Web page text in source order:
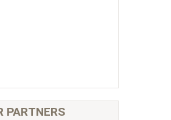
PARTNERS